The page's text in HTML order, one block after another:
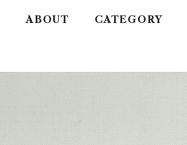
ABOUT CATEGORY